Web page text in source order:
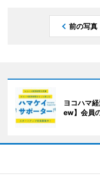
前の写真
ヨコハマ
ew】会員